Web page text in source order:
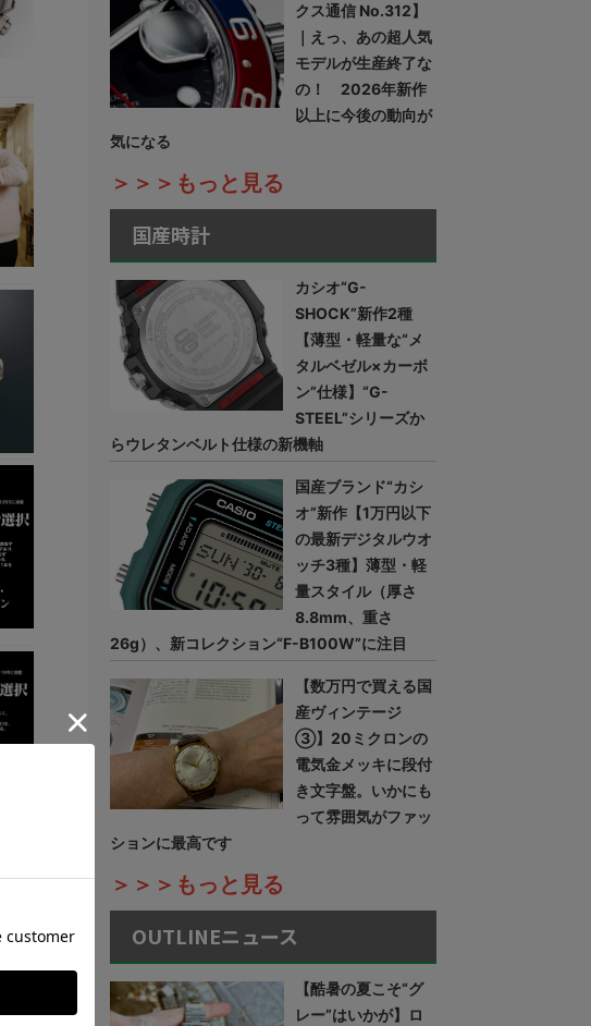
クス通信 No.312】
｜えっ、あの超人気
モデルが生産終了な
の！ 2026年新作
以上に今後の動向が
気になる
＞＞＞もっと見る
国産時計
カシオ“G-
SHOCK”新作2種
【薄型・軽量な“メ
タルベゼル×カーボ
ン”仕様】“G-
STEEL”シリーズか
らウレタンベルト仕様の新機軸
国産ブランド“カシ
オ”新作【1万円以下
の最新デジタルウオ
ッチ3種】薄型・軽
量スタイル（厚さ
8.8mm、重さ
26g）、新コレクション“F-B100W”に注目
【数万円で買える国
産ヴィンテージ
③】20ミクロンの
電気金メッキに段付
き文字盤。いかにも
って雰囲気がファッ
ションに最高です
＞＞＞もっと見る
OUTLINEニュース
【酷暑の夏こそ“グ
レー”はいかが】ロ